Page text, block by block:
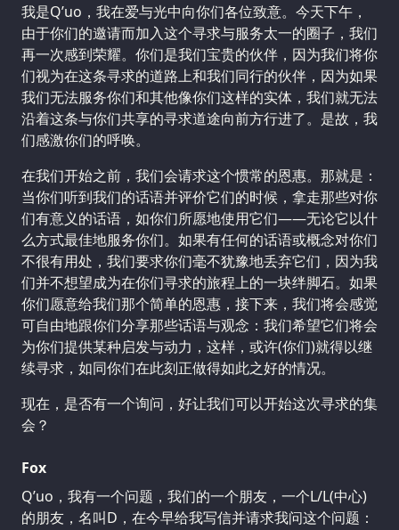
我是Q’uo，我在爱与光中向你们各位致意。今天下午，
由于你们的邀请而加入这个寻求与服务太一的圈子，我们
再一次感到荣耀。你们是我们宝贵的伙伴，因为我们将你
们视为在这条寻求的道路上和我们同行的伙伴，因为如果
我们无法服务你们和其他像你们这样的实体，我们就无法
沿着这条与你们共享的寻求道途向前方行进了。是故，我
们感激你们的呼唤。
在我们开始之前，我们会请求这个惯常的恩惠。那就是：
当你们听到我们的话语并评价它们的时候，拿走那些对你
们有意义的话语，如你们所愿地使用它们——无论它以什
么方式最佳地服务你们。如果有任何的话语或概念对你们
不很有用处，我们要求你们毫不犹豫地丢弃它们，因为我
们并不想望成为在你们寻求的旅程上的一块绊脚石。如果
你们愿意给我们那个简单的恩惠，接下来，我们将会感觉
可自由地跟你们分享那些话语与观念：我们希望它们将会
为你们提供某种启发与动力，这样，或许(你们)就得以继
续寻求，如同你们在此刻正做得如此之好的情况。
现在，是否有一个询问，好让我们可以开始这次寻求的集
会？
Fox
Q’uo，我有一个问题，我们的一个朋友，一个L/L(中心)
的朋友，名叫D，在今早给我写信并请求我问这个问题：‌